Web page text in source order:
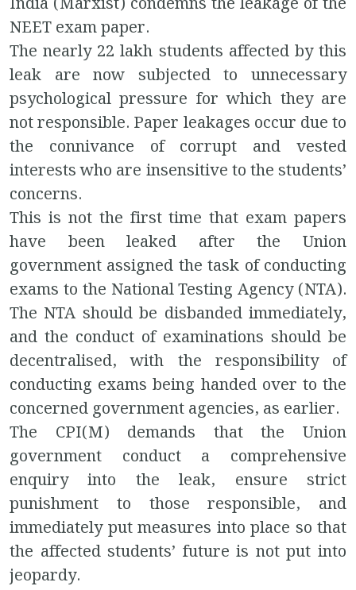
NEET exam paper.
The nearly 22 lakh students affected by this
leak are now subjected to unnecessary
psychological pressure for which they are
not responsible. Paper leakages occur due to
the connivance of corrupt and vested
interests who are insensitive to the students’
concerns.
This is not the first time that exam papers
have been leaked after the Union
government assigned the task of conducting
exams to the National Testing Agency (NTA).
The NTA should be disbanded immediately,
and the conduct of examinations should be
decentralised, with the responsibility of
conducting exams being handed over to the
concerned government agencies, as earlier.
The CPI(M) demands that the Union
government conduct a comprehensive
enquiry into the leak, ensure strict
punishment to those responsible, and
immediately put measures into place so that
the affected students’ future is not put into
jeopardy.